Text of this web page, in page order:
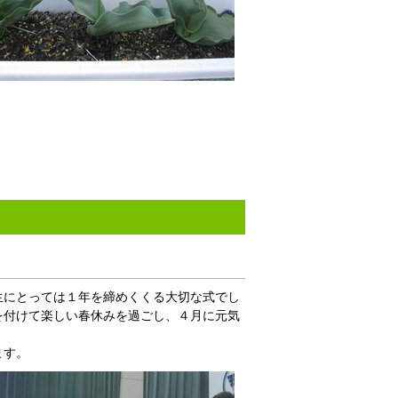
とっては１年を締めくくる大切な式でし
けて楽しい春休みを過ごし、４月に元気
。